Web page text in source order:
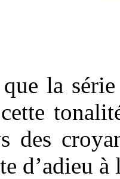
la série
des
d’adieu